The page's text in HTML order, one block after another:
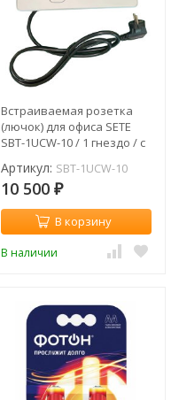
Встраиваемая розетка
(лючок) для офиса SETE
SBT-1UCW-10 / 1 гнездо / с
с кабелем / белый
Артикул: SBT-1UCW-10
10 500 ₽
В корзину
В наличии